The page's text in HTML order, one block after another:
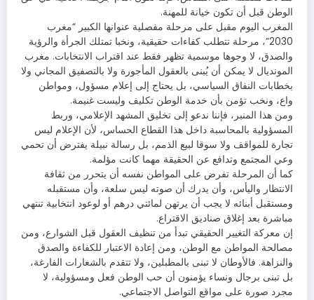
الوطن قبل أن تكون خيانة للمهنة.
المغرب اليوم مقبل على مرحلة مفصلية عنوانها الكبير “مغرب
2030”، مرحلة تتطلب كفاءات حقيقية، ونخبا تمتلك الجرأة والرؤية
والصدق، لا وجوها موسمية تظهر فقط عند اقتراب الانتخابات. مغرب
المونديال لا يمكن أن يُبنى بالعقول المأجورة ولا بالتصفيق المجاني ولا
بخطابات النفاق السياسي، بل يحتاج إلى إعلام مسؤول، ومواطن
واع، ونخب تؤمن بأن خدمة الوطن تكليف وليست غنيمة.
ومن هذا المنبر، فإننا ندعو إلى تخليق المشهد الإعلامي، وربط
المسؤولية بالمحاسبة داخل هذا القطاع الحساس، لأن الإعلام ليس
تجارة للمواقف ولا سوقا لبيع الذمم، بل رسالة نبيلة يفترض أن تحمي
وعي المجتمع وتدافع عن الحقيقة مهما كانت مؤلمة.
كما أن المرحلة تفرض على المواطن نفسه أن يتحرر من ثقافة
الانتظار واليأس، وأن يدرك أن صوته ليس سلعة، وأن مستقبله
ومستقبل أبنائه لا يجب أن يرتهن لمائتي درهم أو لوعود انتخابية تنتهي
مباشرة بعد إغلاق صناديق الاقتراع.
إن معركة التغيير الحقيقي تبدأ من تنظيف العقول قبل الشوارع، ومن
مصالحة المواطن مع الوطن، ومن إعادة الاعتبار للكفاءة والصدق
والنزاهة. فالأوطان لا تبنى بالمطبلين، ولا تتقدم بالشعارات الفارغة،
بل تبنى برجال ونساء يؤمنون أن حب الوطن فعل ومسؤولية، لا
مجرد صورة على مواقع التواصل الاجتماعي.